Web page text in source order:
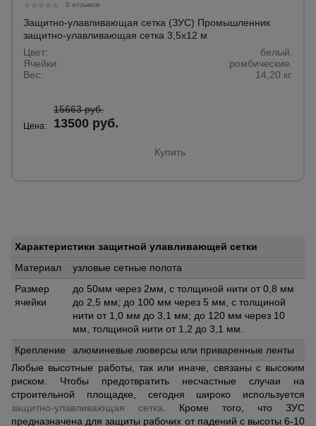
0 отзывов
Защитно-улавливающая сетка (ЗУС) Промышленник
защитно-улавливающая сетка 3,5х12 м
Цвет:
белый.
Ячейки:
ромбические.
Вес:
14,20 кг.
Цена:
15663 руб.
13500 руб.
Купить
Характеристики защитной улавливающей сетки
Материал
узловые сетные полота
Размер
ячейки
до 50мм через 2мм, с толщиной нити от 0,8 мм
до 2,5 мм; до 100 мм через 5 мм, с толщиной
нити от 1,0 мм до 3,1 мм; до 120 мм через 10
мм, толщиной нити от 1,2 до 3,1 мм.
Крепление
алюминевые люверсы или приваренные ленты
Любые высотные работы, так или иначе, связаны с высоким
риском. Чтобы предотвратить несчастные случаи на
строительной площадке, сегодня широко используется
защитно-улавливающая сетка . Кроме того, что ЗУС
предназначена для защиты рабочих от падений с высоты 6-10